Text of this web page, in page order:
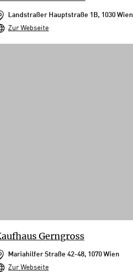
Landstraßer Hauptstraße 1B, 1030 Wien
Zur Webseite
Gerngross
Mariahilfer Straße 42-48, 1070 Wien
Zur Webseite